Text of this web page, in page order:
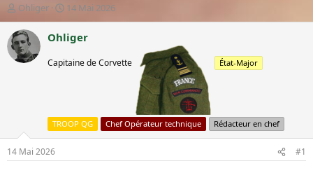
A
u
t
e
u
j
e
Ohliger
D
a
t
d
u
t
14 Mai 2026
Ohliger
Capitaine de Corvette
Capitaine de
corvette
État-Major
TROOP QG Chef Opérateur technique Rédacteur en chef
14 Mai 2026 #1